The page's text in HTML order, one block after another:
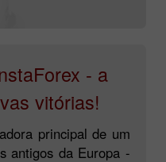
- a
vitórias!
principal de um
antigos da Europa -